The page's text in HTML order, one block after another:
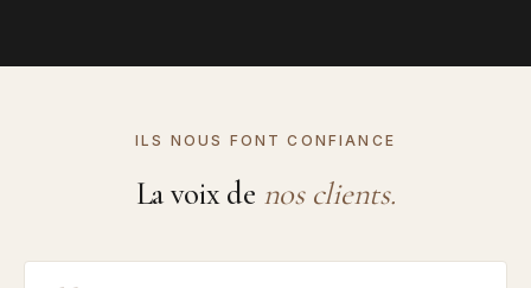
ILS NOUS FONT CONFIANCE
La voix de nos clients.